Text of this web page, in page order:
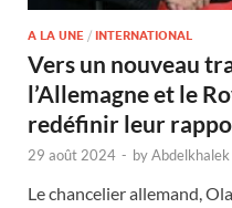
A LA UNE / INTERNATIONAL
Vers un nouveau
l’Allemagne et le
redéfinir leur
29 août 2024 - by
Le chancelier allemand,